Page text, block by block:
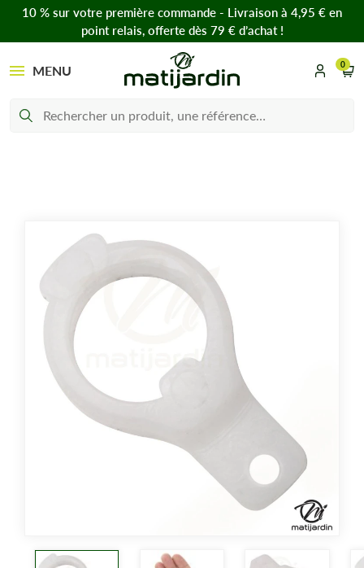
10 % sur votre première commande - Livraison à 4,95 € en
point relais, offerte dès 79 € d’achat !
MENU 0